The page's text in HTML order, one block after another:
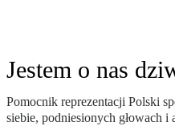
Jestem o nas
Pomocnik reprezentacji Polski
siebie, podniesionych głowach